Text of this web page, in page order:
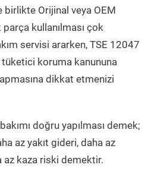
Orijinal veya OEM
kullanılması çok
servisi ararken, TSE 12047
koruma kanununa
dikkat etmenizi
doğru yapılması demek;
az yakıt gideri, daha az
az kaza riski demektir.